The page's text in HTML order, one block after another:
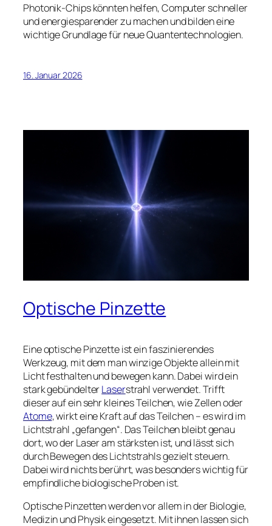
Photonik-Chips könnten helfen, Computer schneller
und energiesparender zu machen und bilden eine
wichtige Grundlage für neue Quantentechnologien.
16. Januar 2026
Optische Pinzette
Eine optische Pinzette ist ein faszinierendes
Werkzeug, mit dem man winzige Objekte allein mit
Licht festhalten und bewegen kann. Dabei wird ein
stark gebündelterLaserstrahl verwendet. Trifft
dieser auf ein sehr kleines Teilchen, wie Zellen oder
Atome, wirkt eine Kraft auf das Teilchen – es wird im
Lichtstrahl „gefangen“. Das Teilchen bleibt genau
dort, wo der Laser am stärksten ist, und lässt sich
durch Bewegen des Lichtstrahls gezielt steuern.
Dabei wird nichts berührt, was besonders wichtig für
empfindliche biologische Proben ist.
Optische Pinzetten werden vor allem in der Biologie,
Medizin und Physik eingesetzt. Mit ihnen lassen sich